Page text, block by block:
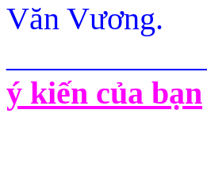
Văn Vương.
ý kiến của bạn